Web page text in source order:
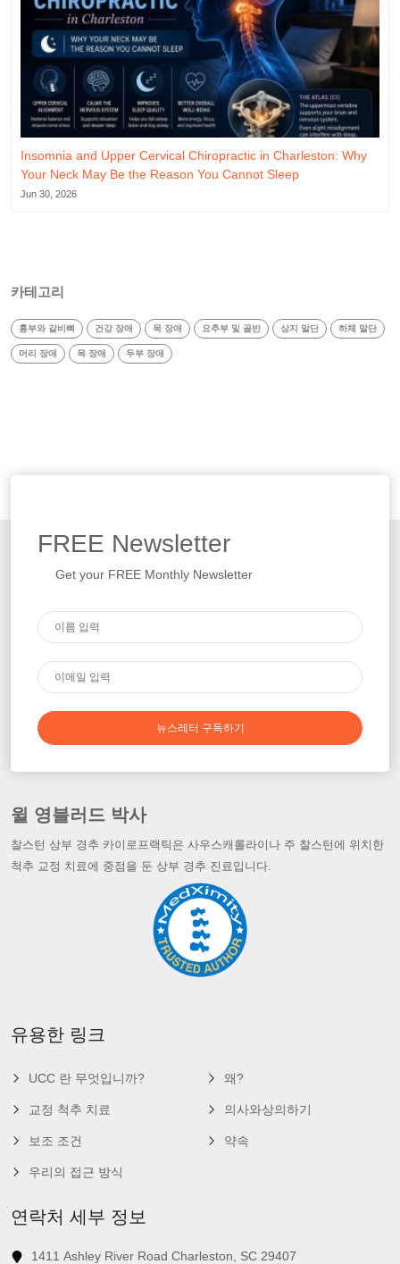
Insomnia and Upper Cervical Chiropractic in Charleston: Why
Your Neck May Be the Reason You Cannot Sleep
Jun 30, 2026
카테고리
흉부와 갈비뼈 건강 장애 목 장애 요추부 및 골반 상지 말단 하체 말단
머리 장애 목 장애 두부 장애
FREE Newsletter
Get your FREE Monthly Newsletter
뉴스레터 구독하기
윌 영블러드 박사
찰스턴 상부 경추 카이로프랙틱은 사우스캐롤라이나 주 찰스턴에 위치한
척추 교정 치료에 중점을 둔 상부 경추 진료입니다.
유용한 링크
UCC 란 무엇입니까?
교정 척추 치료
보조 조건
우리의 접근 방식
왜?
의사와상의하기
약속
연락처 세부 정보
1411 Ashley River Road Charleston, SC 29407